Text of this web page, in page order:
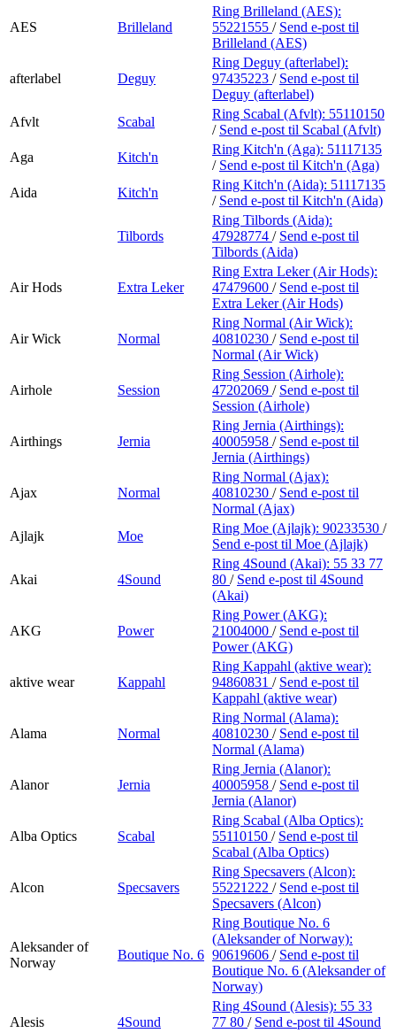
AES Brilleland
Ring Brilleland (AES):
55221555 / Send e-post til
Brilleland (AES)
afterlabel Deguy
Ring Deguy (afterlabel):
97435223 / Send e-post til
Deguy (afterlabel)
Afvlt
Scabal
Ring Scabal (Afvlt): 55110150
/ Send e-post til Scabal (Afvlt)
Aga
Kitch'n
Ring Kitch'n (Aga): 51117135
/ Send e-post til Kitch'n (Aga)
Aida
Kitch'n
Ring Kitch'n (Aida): 51117135
/ Send e-post til Kitch'n (Aida)
Tilbords
Ring Tilbords (Aida):
47928774 / Send e-post til
Tilbords (Aida)
Air Hods Extra Leker
Ring Extra Leker (Air Hods):
47479600 / Send e-post til
Extra Leker (Air Hods)
Air Wick Normal
Ring Normal (Air Wick):
40810230 / Send e-post til
Normal (Air Wick)
Airhole Session
Ring Session (Airhole):
47202069 / Send e-post til
Session (Airhole)
Airthings Jernia
Ring Jernia (Airthings):
40005958 / Send e-post til
Jernia (Airthings)
Ajax Normal
Ring Normal (Ajax):
40810230 / Send e-post til
Normal (Ajax)
Ajlajk
Moe
Ring Moe (Ajlajk): 90233530 /
Send e-post til Moe (Ajlajk)
Akai 4Sound
Ring 4Sound (Akai): 55 33 77
80 / Send e-post til 4Sound
(Akai)
AKG Power
Ring Power (AKG):
21004000 / Send e-post til
Power (AKG)
aktive wear Kappahl
Ring Kappahl (aktive wear):
94860831 / Send e-post til
Kappahl (aktive wear)
Alama Normal
Ring Normal (Alama):
40810230 / Send e-post til
Normal (Alama)
Alanor Jernia
Ring Jernia (Alanor):
40005958 / Send e-post til
Jernia (Alanor)
Alba Optics Scabal
Ring Scabal (Alba Optics):
55110150 / Send e-post til
Scabal (Alba Optics)
Alcon Specsavers
Ring Specsavers (Alcon):
55221222 / Send e-post til
Specsavers (Alcon)
Aleksander of
Norway
Boutique No. 6
Ring Boutique No. 6
(Aleksander of Norway):
90619606 / Send e-post til
Boutique No. 6 (Aleksander of
Norway)
Alesis 4Sound
Ring 4Sound (Alesis): 55 33
77 80 / Send e-post til 4Sound